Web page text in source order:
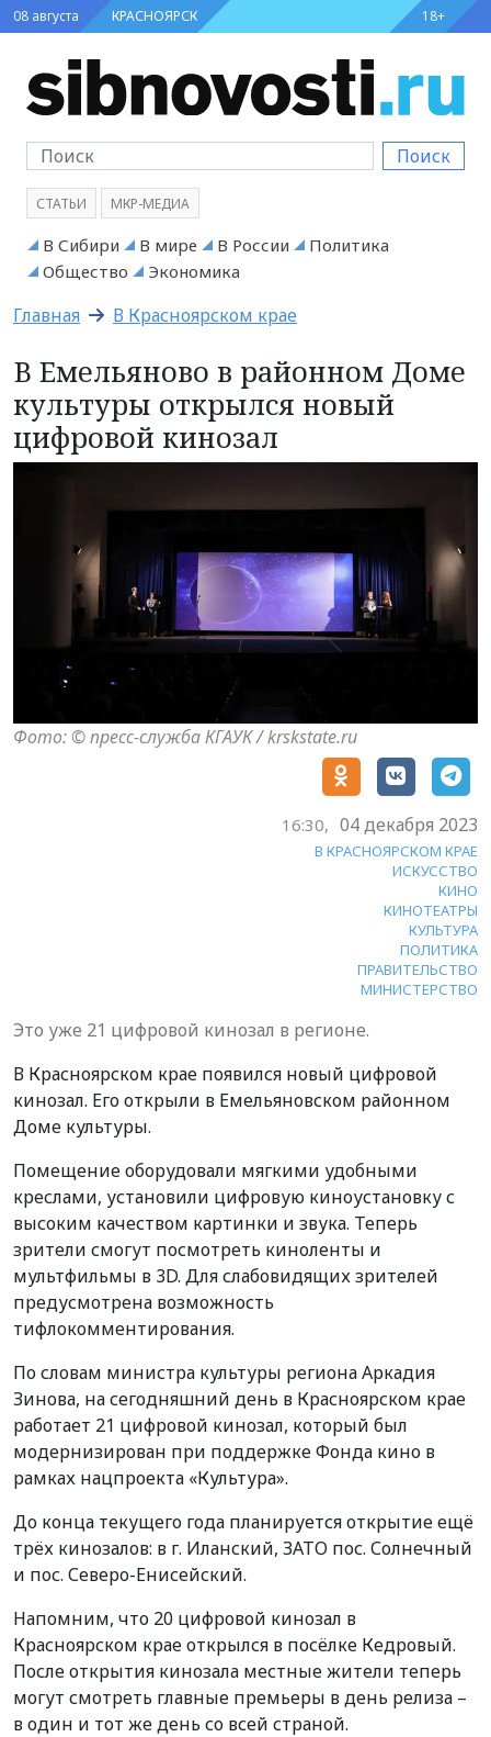
08 августа КРАСНОЯРСК 18+
Поиск
СТАТЬИ МКР-МЕДИА
В Сибири В мире В России
Политика
Общество
Экономика
Главная В Красноярском крае
В Емельяново в районном Доме
культуры открылся новый
цифровой кинозал
Фото: © пресс-служба КГАУК / krskstate.ru
16:30, 04 декабря 2023
В КРАСНОЯРСКОМ КРАЕ
ИСКУССТВО
КИНО
КИНОТЕАТРЫ
КУЛЬТУРА
ПОЛИТИКА
ПРАВИТЕЛЬСТВО
МИНИСТЕРСТВО
Это уже 21 цифровой кинозал в регионе.
В Красноярском крае появился новый цифровой
кинозал. Его открыли в Емельяновском районном
Доме культуры.
Помещение оборудовали мягкими удобными
креслами, установили цифровую киноустановку с
высоким качеством картинки и звука. Теперь
зрители смогут посмотреть киноленты и
мультфильмы в 3D. Для слабовидящих зрителей
предусмотрена возможность
тифлокомментирования.
По словам министра культуры региона Аркадия
Зинова, на сегодняшний день в Красноярском крае
работает 21 цифровой кинозал, который был
модернизирован при поддержке Фонда кино в
рамках нацпроекта «Культура».
До конца текущего года планируется открытие ещё
трёх кинозалов: в г. Иланский, ЗАТО пос. Солнечный
и пос. Северо-Енисейский.
Напомним, что 20 цифровой кинозал в
Красноярском крае открылся в посёлке Кедровый.
После открытия кинозала местные жители теперь
могут смотреть главные премьеры в день релиза –
в один и тот же день со всей страной.